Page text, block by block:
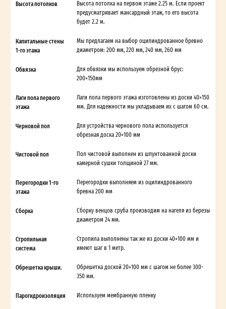
Высота потолков
Высота потолка на первом этаже 2.25 м. Если проект
предусматривает мансардный этаж, то его высота
будет 2.2 м.
Капитальные стены
1-го этажа
Мы предлагаем на выбор оцилиндрованное бревно
диаметром: 200 мм, 220 мм, 240 мм, 260 мм
Обвязка
Для обвязки мы используем обрезной брус:
200×150мм
Лаги пола первого
этажа
Лаги пола первого этажа изготовлены из доски 40×150
мм. Для надежности мы укладываем их с шагом 60 см.
Черновой пол
Для устройства чернового пола используется
обрезная доска 20×100 мм
Чистовой пол
Пол чистовой выполнен из шпунтованной доски
камерной сушки толщиной 27 мм.
Перегородки 1-го
этажа
Перегородки выполняем из оцилиндрованного
бревна 200 мм
Сборка
Сборку венцов сруба производим на нагеля из березы
диаметром 24 мм.
Стропильная
система
Стропила выполнены так же из доски 40×100 мм и
имеют шаг в 1 метр.
Обрешетка крыши.
Обрешетка доской 20×100 мм с шагом не более 300-
350 мм.
Парогидроизоляция Используем мембранную пленку